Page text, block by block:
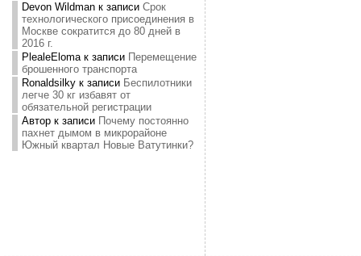
Devon Wildmanк записи Срок
технологического присоединения в
Москве сократится до 80 дней в
2016 г.
PlealeElomaк записи Перемещение
брошенного транспорта
Ronaldsilkyк записи Беспилотники
легче 30 кг избавят от
обязательной регистрации
Авторк записи Почему постоянно
пахнет дымом в микрорайоне
Южный квартал Новые Ватутинки?